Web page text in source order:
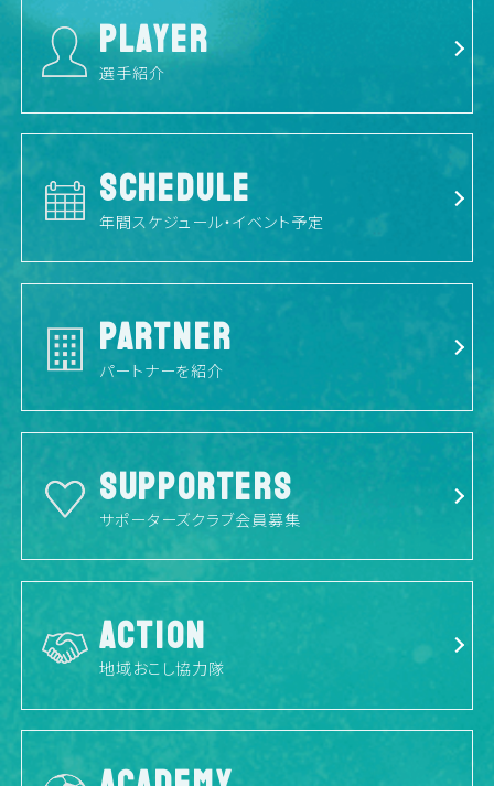
PLAYER
選手紹介
SCHEDULE
年間スケジュール・イベント予定
PARTNER
パートナーを紹介
SUPPORTERS
サポーターズクラブ会員募集
ACTION
地域おこし協力隊